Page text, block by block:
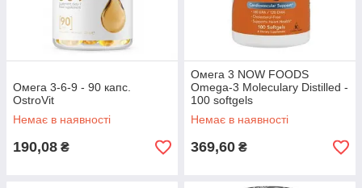
Омега 3-6-9 - 90 капс.
OstroVit
Немає в наявності
190,08 ₴
Омега 3 NOW FOODS
Omega-3 Moleculary Distilled -
100 softgels
Немає в наявності
369,60 ₴